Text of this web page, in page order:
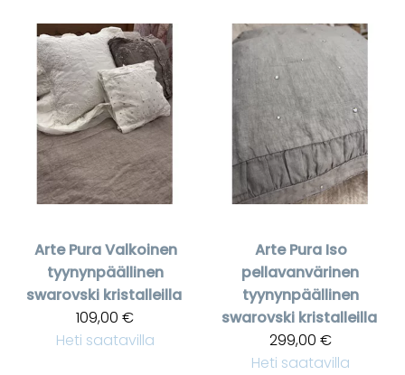
Arte PuraValkoinen
tyynynpäällinen
swarovski kristalleilla
109,00 €
Heti saatavilla
Arte Pura Iso
pellavanvärinen
tyynynpäällinen
swarovski kristalleilla
299,00 €
Heti saatavilla